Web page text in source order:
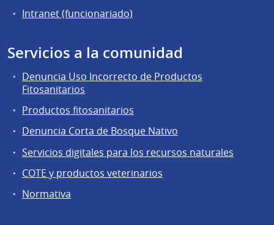
Intranet (funcionariado)
Servicios a la comunidad
Denuncia Uso Incorrecto de Productos
Fitosanitarios
Productos fitosanitarios
Denuncia Corta de Bosque Nativo
Servicios digitales para los recursos naturales
COTE y productos veterinarios
Normativa